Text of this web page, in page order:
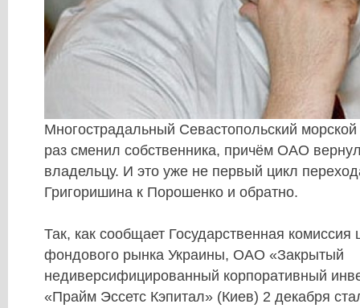
Многострадальный Севастопольский морской
раз сменил собственника, причём ОАО
владельцу. И это уже не первый цикл
Григоришина к Порошенко и обратно.
Так, как сообщает Государственная комиссия
фондового рынка Украины, ОАО «Закрытый
недиверсифицированный корпоративный
«Прайм Эссетс Кэпитал» (Киев) 2 декабря